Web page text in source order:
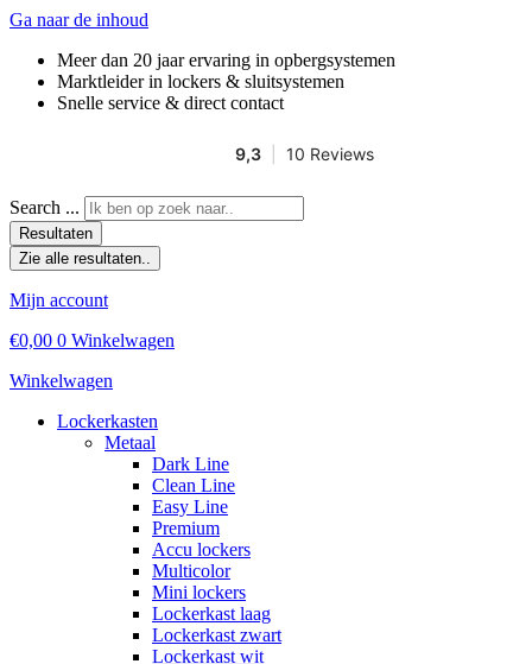
Ga naar de inhoud
Meer dan 20 jaar ervaring in opbergsystemen
Marktleider in lockers & sluitsystemen
Snelle service & direct contact
Search ...
Resultaten
Zie alle resultaten..
Mijn account
€0,00 0 Winkelwagen
Winkelwagen
Lockerkasten
Metaal
Dark Line
Clean Line
Easy Line
Premium
Accu lockers
Multicolor
Mini lockers
Lockerkast laag
Lockerkast zwart
Lockerkast wit